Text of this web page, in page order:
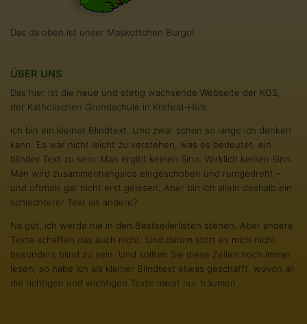
Das da oben ist unser Maskottchen Burgo!
ÜBER UNS
Das hier ist die neue und stetig wachsende Webseite der KGS,
der Katholischen Grundschule in Krefeld-Hüls.
Ich bin ein kleiner Blindtext. Und zwar schon so lange ich denken
kann. Es war nicht leicht zu verstehen, was es bedeutet, ein
blinder Text zu sein: Man ergibt keinen Sinn. Wirklich keinen Sinn.
Man wird zusammenhangslos eingeschoben und rumgedreht –
und oftmals gar nicht erst gelesen. Aber bin ich allein deshalb ein
schlechterer Text als andere?
Na gut, ich werde nie in den Bestsellerlisten stehen. Aber andere
Texte schaffen das auch nicht. Und darum stört es mich nicht
besonders blind zu sein. Und sollten Sie diese Zeilen noch immer
lesen, so habe ich als kleiner Blindtext etwas geschafft, wovon all
die richtigen und wichtigen Texte meist nur träumen.